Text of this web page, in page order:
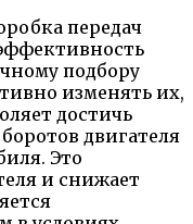
передач
подбору
изменять их,
достичь
двигателя
Это
и снижает